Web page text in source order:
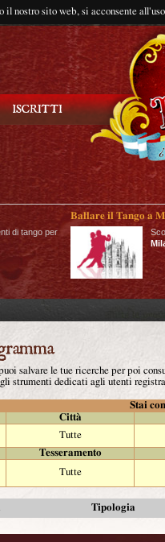
il nostro sito web, si acconsente
di tango per
Ballare il Tango a
salvare le tue ricerche per poi
strumenti dedicati agli utenti
Stai
Città
Tutte
Tesseramento
Tutte
Tipologia